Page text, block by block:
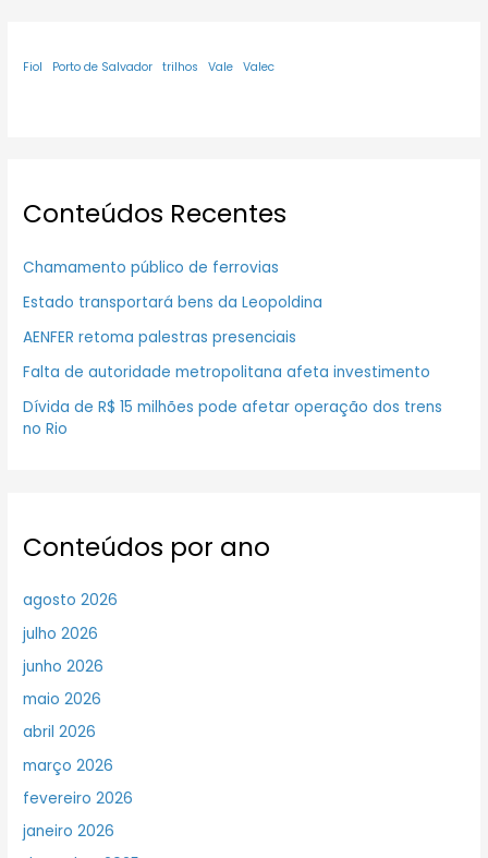
Fiol Porto de Salvador trilhos Vale Valec
Conteúdos Recentes
Chamamento público de ferrovias
Estado transportará bens da Leopoldina
AENFER retoma palestras presenciais
Falta de autoridade metropolitana afeta investimento
Dívida de R$ 15 milhões pode afetar operação dos trens
no Rio
Conteúdos por ano
agosto 2026
julho 2026
junho 2026
maio 2026
abril 2026
março 2026
fevereiro 2026
janeiro 2026